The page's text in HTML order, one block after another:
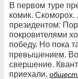
В первом туре
комик. Скоморох.
президентом:
покровителями
победу. Но пока
превышением.
свершение.
приехали,